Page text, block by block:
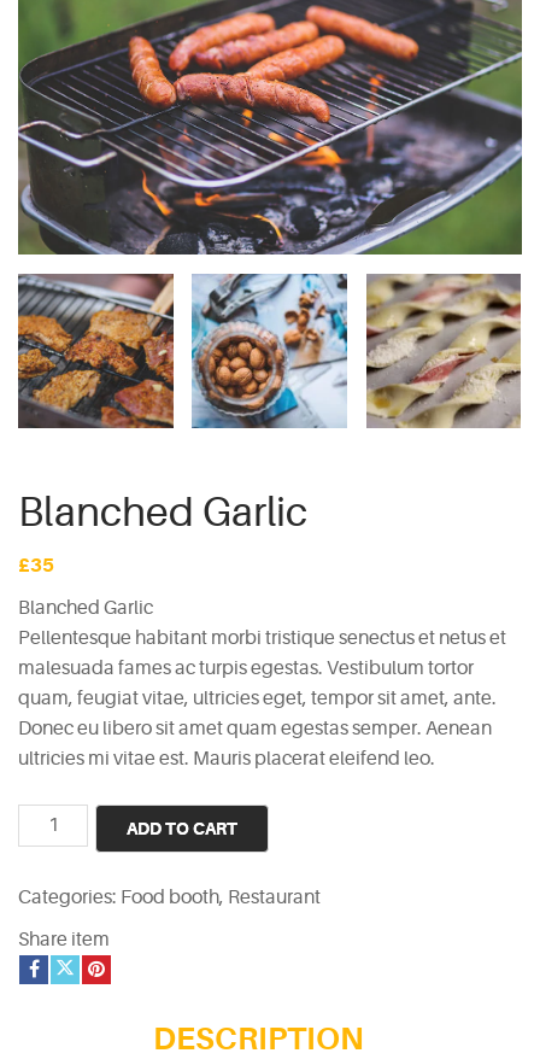
Blanched Garlic
£35
Blanched Garlic
Pellentesque habitant morbi tristique senectus et netus et
malesuada fames ac turpis egestas. Vestibulum tortor
quam, feugiat vitae, ultricies eget, tempor sit amet, ante.
Donec eu libero sit amet quam egestas semper. Aenean
ultricies mi vitae est. Mauris placerat eleifend leo.
Blanched
Garlic
ADD TO CART
Categories: Food booth, Restaurant
Share item
DESCRIPTION